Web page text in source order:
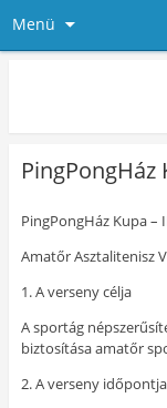
Menü
PingPongHáz
PingPongHáz Kupa –
Amatőr Asztalitenisz
1. A verseny célja
A sportág
biztosítása amatőr
2. A verseny